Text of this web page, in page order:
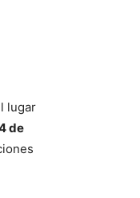
lugar
de